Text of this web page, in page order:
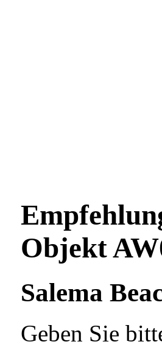
Objekt
Salema
Geben Sie